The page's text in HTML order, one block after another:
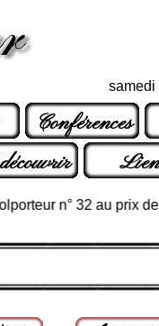
Conférences
n° 32 au prix de